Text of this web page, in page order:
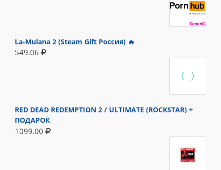
La-Mulana 2 (Steam Gift Россия) 🔥
549.06
RED DEAD REDEMPTION 2 / ULTIMATE (ROCKSTAR) +
ПОДАРОК
1099.00